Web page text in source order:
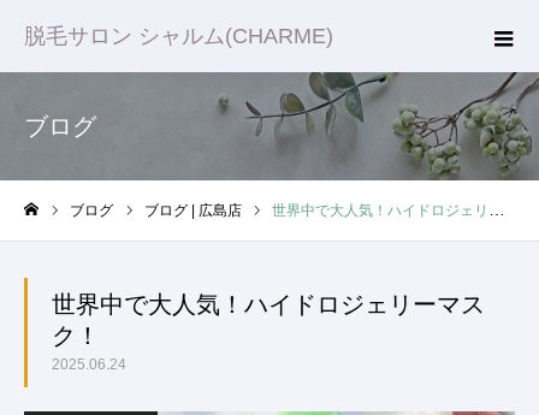
脱毛サロン シャルム(CHARME)
ブログ
ブログ ブログ | 広島店 世界中で大人気！ハイドロジェリーマスク！
世界中で大人気！ハイドロジェリーマス
ク！
2025.06.24